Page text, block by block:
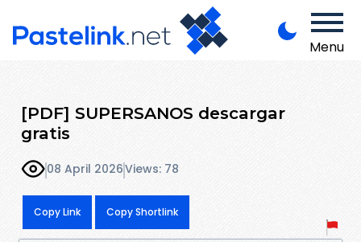
Menu
[PDF] SUPERSANOS descargar
gratis
08 April 2026Views: 78
Copy Link Copy Shortlink